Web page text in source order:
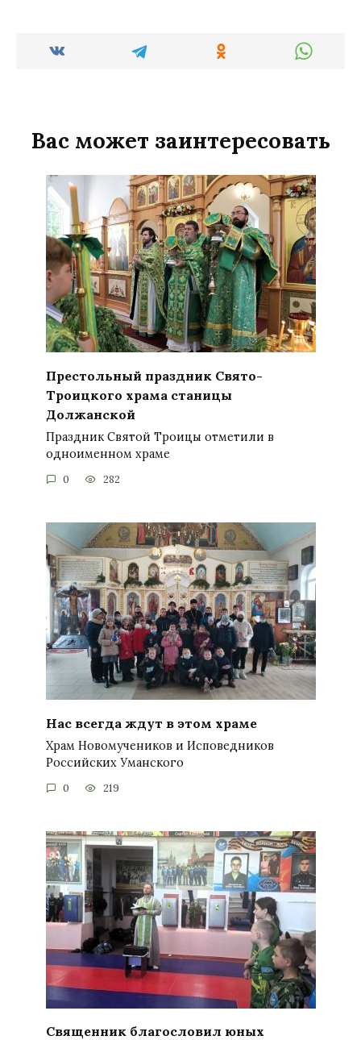
Вас может заинтересовать
Престольный праздник Свято-
Троицкого храма станицы
Должанской
Праздник Святой Троицы отметили в
одноименном храме
0 282
Нас всегда ждут в этом храме
Храм Новомучеников и Исповедников
Российских Уманского
0 219
Священник благословил юных